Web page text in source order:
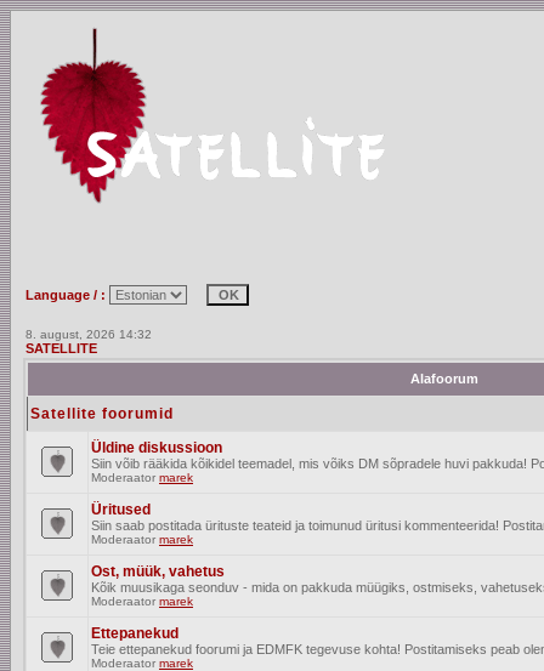
Language / :
8. august, 2026 14:32
SATELLITE
Alafoorum
Satellite foorumid
Üldine diskussioon
Siin võib rääkida kõikidel teemadel, mis võiks DM sõpradele huvi pakkuda!
Moderaator marek
Üritused
Siin saab postitada ürituste teateid ja toimunud üritusi kommenteerida!
Moderaator marek
Ost, müük, vahetus
Kõik muusikaga seonduv - mida on pakkuda müügiks, ostmiseks,
Moderaator marek
Ettepanekud
Teie ettepanekud foorumi ja EDMFK tegevuse kohta! Postitamiseks peab
Moderaator marek